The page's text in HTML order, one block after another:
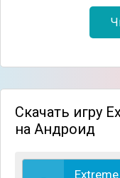
который
предоставив
гонять на
Скачать игру
на Андроид